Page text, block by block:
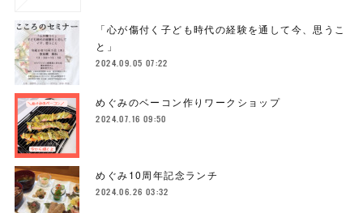
「心が傷付く子ども時代の経験を通して今、思うこ
と」
2024.09.05 07:22
めぐみのベーコン作りワークショップ
2024.07.16 09:50
めぐみ10周年記念ランチ
2024.06.26 03:32